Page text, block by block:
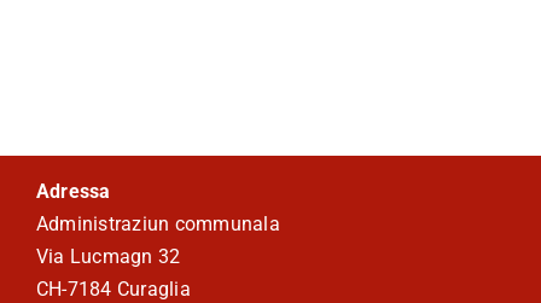
Adressa
Administraziun communala
Via Lucmagn 32
CH-7184 Curaglia